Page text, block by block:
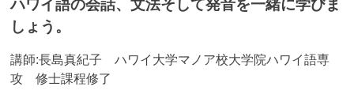
ハワイ語の会話、文法そして発音を一緒に学びま
しょう。
講師:長島真紀子 ハワイ大学マノア校大学院ハワイ語専
攻 修士課程修了